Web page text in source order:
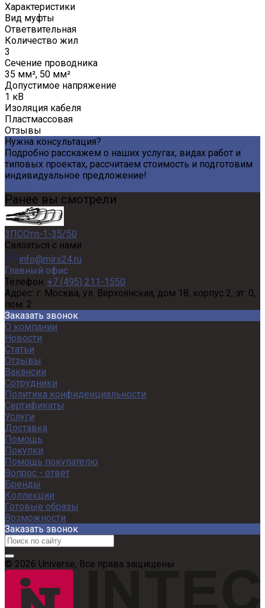
Характеристики
Вид муфты
Ответвительная
Количество жил
3
Сечение проводника
35 мм², 50 мм²
Допустимое напряжение
1 кВ
Изоляция кабеля
Пластмассовая
Отзывы
Нужна консультация?
Подробно расскажем о наших услугах, видах работ и
типовых проектах, рассчитаем стоимость и подготовим
индивидуальное предложение!
Ранее вы смотрели
3ПСОтп-1-35/50
Связаться с нами
info@mirs24.ru
Главный офис
Телефон: +7 (495) 211-1550
Адрес: г. Москва, ул. Верхоянская, дом 18, корпус 2, эт. 0,
пом. 2
Заказать звонок
О компании
Новости
Статьи
Отзывы
Вакансии
Сотрудники
Политика конфиденциальности
Сертификаты
Услуги
Доставка
Помощь
Покупки
Помощь покупателю
Вопрос - ответ
Бренды
Коллекции
Готовые образы
Возможности
Заказать звонок
© 2026 Universe, Все права защищены